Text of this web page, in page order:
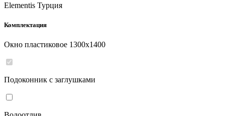
Elementis Турция
Комплектация
Окно пластиковое 1300x1400
Подоконник с заглушками